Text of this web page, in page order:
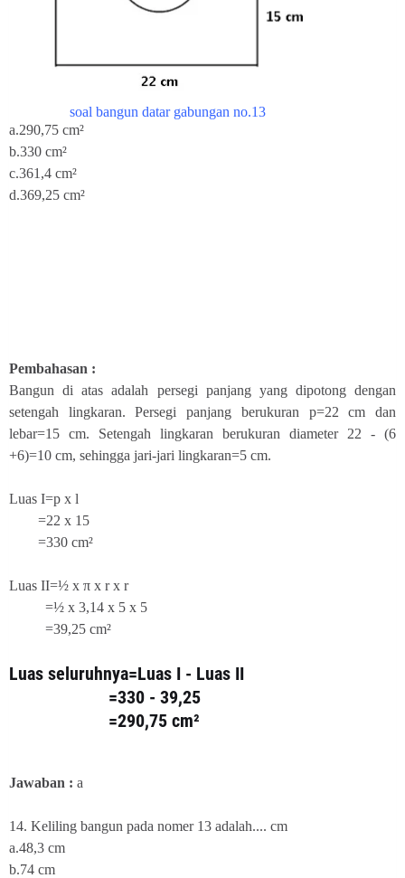
soal bangun datar gabungan no.13
a.290,75 cm²
b.330 cm²
c.361,4 cm²
d.369,25 cm²
Pembahasan :
Bangun di atas adalah persegi panjang yang dipotong dengan
setengah lingkaran. Persegi panjang berukuran p=22 cm dan
lebar=15 cm. Setengah lingkaran berukuran diameter 22 - (6
+6)=10 cm, sehingga jari-jari lingkaran=5 cm.
Luas I=p x l
=22 x 15
=330 cm²
Luas II=½ x π x r x r
=½ x 3,14 x 5 x 5
=39,25 cm²
Luas seluruhnya=Luas I - Luas II
=330 - 39,25
=290,75 cm²
Jawaban : a
14. Keliling bangun pada nomer 13 adalah.... cm
a.48,3 cm
b.74 cm